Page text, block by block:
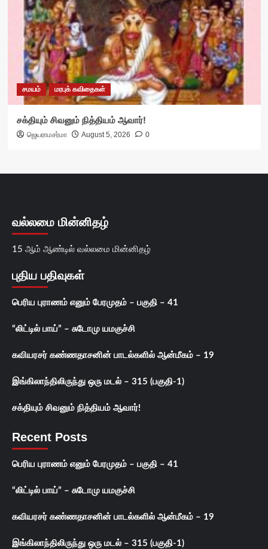
சமயம் மரபுக் கவிதைகள்
சக்தியும் சிவனும் நித்தியம் ஆவார்!
ஜெயராமசர்மா August 5, 2026 0
வல்லமை மின்னிதழ்
15 ஆம் ஆண்டில் வல்லமை மின்னிதழ்
புதிய பதிவுகள்
பெரிய புராணம் எனும் பேரமுதம் – பகுதி – 41
“லிட்டில் பாய்” – சுடோமு யமகுச்சி
கவியரசர் கண்ணதாசனின் பாடல்களில் ஆன்மீகம் – 19
இங்கிலாந்திலிருந்து ஒரு மடல் – 315 (பகுதி-1)
சக்தியும் சிவனும் நித்தியம் ஆவார்!
Recent Posts
பெரிய புராணம் எனும் பேரமுதம் – பகுதி – 41
“லிட்டில் பாய்” – சுடோமு யமகுச்சி
கவியரசர் கண்ணதாசனின் பாடல்களில் ஆன்மீகம் – 19
இங்கிலாந்திலிருந்து ஒரு மடல் – 315 (பகுதி-1)